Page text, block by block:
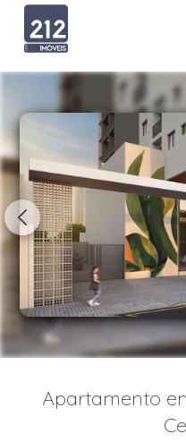
Apartamento